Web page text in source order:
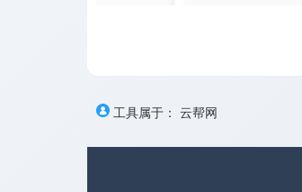
工具属于： 云帮网